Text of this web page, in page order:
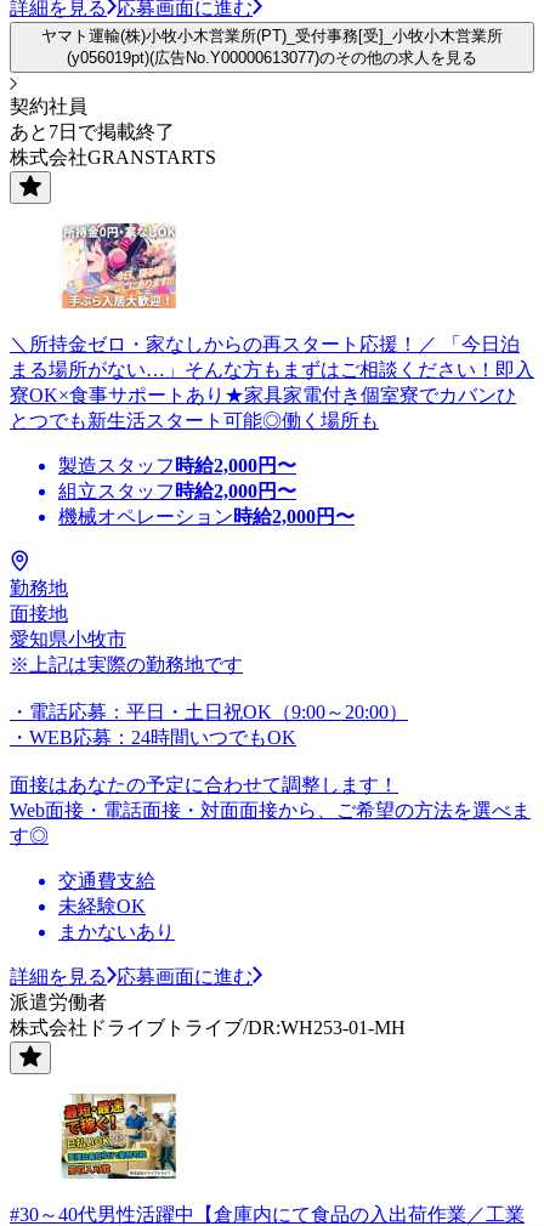
詳細を見る 応募画面に進む
ヤマト運輸(株)小牧小木営業所(PT)_受付事務[受]_小牧小木営業所
(y056019pt)(広告No.Y00000613077)のその他の求人を見る
契約社員
あと7日で掲載終了
株式会社GRANSTARTS
＼所持金ゼロ・家なしからの再スタート応援！／ 「今日泊
まる場所がない…」そんな方もまずはご相談ください！即入
寮OK×食事サポートあり★家具家電付き個室寮でカバンひ
とつでも新生活スタート可能◎働く場所も
製造スタッフ 時給2,000円〜
組立スタッフ 時給2,000円〜
機械オペレーション時給2,000円〜
勤務地
面接地
愛知県小牧市
※上記は実際の勤務地です
・電話応募：平日・土日祝OK（9:00～20:00）
・WEB応募：24時間いつでもOK
面接はあなたの予定に合わせて調整します！
Web面接・電話面接・対面面接から、ご希望の方法を選べま
す◎
交通費支給
未経験OK
まかないあり
詳細を見る
応募画面に進む
派遣労働者
株式会社ドライブトライブ/DR:WH253-01-MH
#30～40代男性活躍中【倉庫内にて食品の入出荷作業／工業